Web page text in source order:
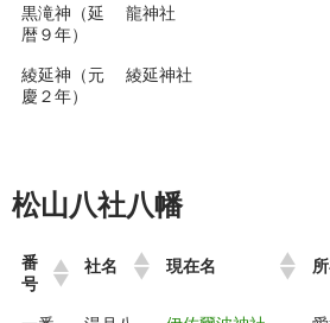
黒滝神（延
暦９年）
龍神社
綾延神（元
慶２年）
綾延神社
松山八社八幡
番
号
社名 現在名